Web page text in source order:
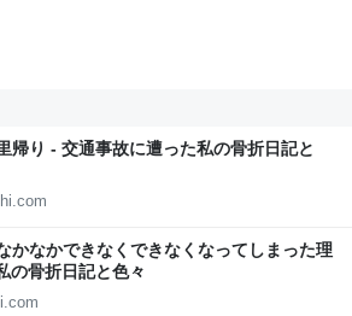
帰り - 交通事故に遭った私の骨折日記と
かなかできなくできなくなってしまった理
の骨折日記と色々